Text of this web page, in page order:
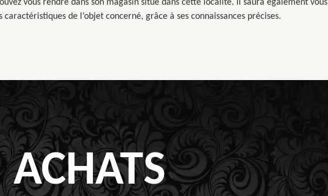
vous rendre dans son magasin situé dans cette localité. Il saura également vous
de l’objet concerné, grâce à ses connaissances précises.
ACHATS